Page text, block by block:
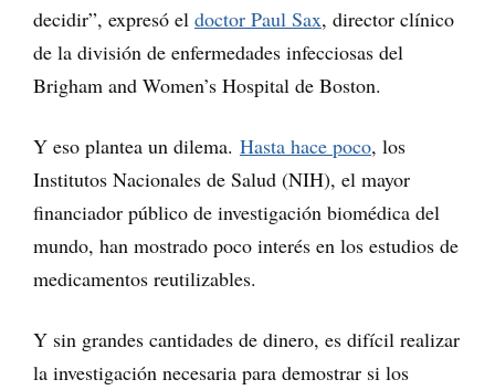
decidir”, expresó el doctor Paul Sax, director clínico
de la división de enfermedades infecciosas del
Brigham and Women’s Hospital de Boston.
Y eso plantea un dilema. Hasta hace poco, los
Institutos Nacionales de Salud (NIH), el mayor
financiador público de investigación biomédica del
mundo, han mostrado poco interés en los estudios de
medicamentos reutilizables.
Y sin grandes cantidades de dinero, es difícil realizar
la investigación necesaria para demostrar si los